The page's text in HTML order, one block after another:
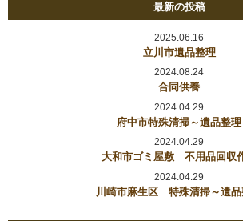
最新の投稿
2025.06.16
立川市遺品整理
2024.08.24
合同供養
2024.04.29
府中市特殊清掃～遺品整理
2024.04.29
大和市ゴミ屋敷 不用品回収
2024.04.29
川崎市麻生区 特殊清掃～遺品